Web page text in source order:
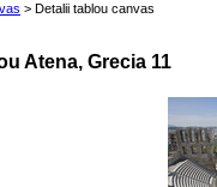
> Detalii tablou canvas
Atena, Grecia 11